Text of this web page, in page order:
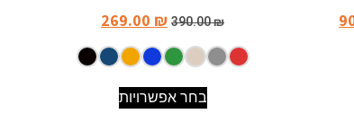
390.00₪
269.00 ₪
בחר אפשרויות